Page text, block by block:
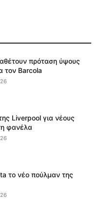
πρόταση ύψους
τον Barcola
Liverpool για νέους
φανέλα
το νέο πούλμαν της